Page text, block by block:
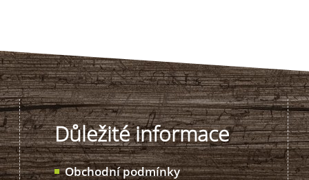
Důležité informace
Obchodní podmínky